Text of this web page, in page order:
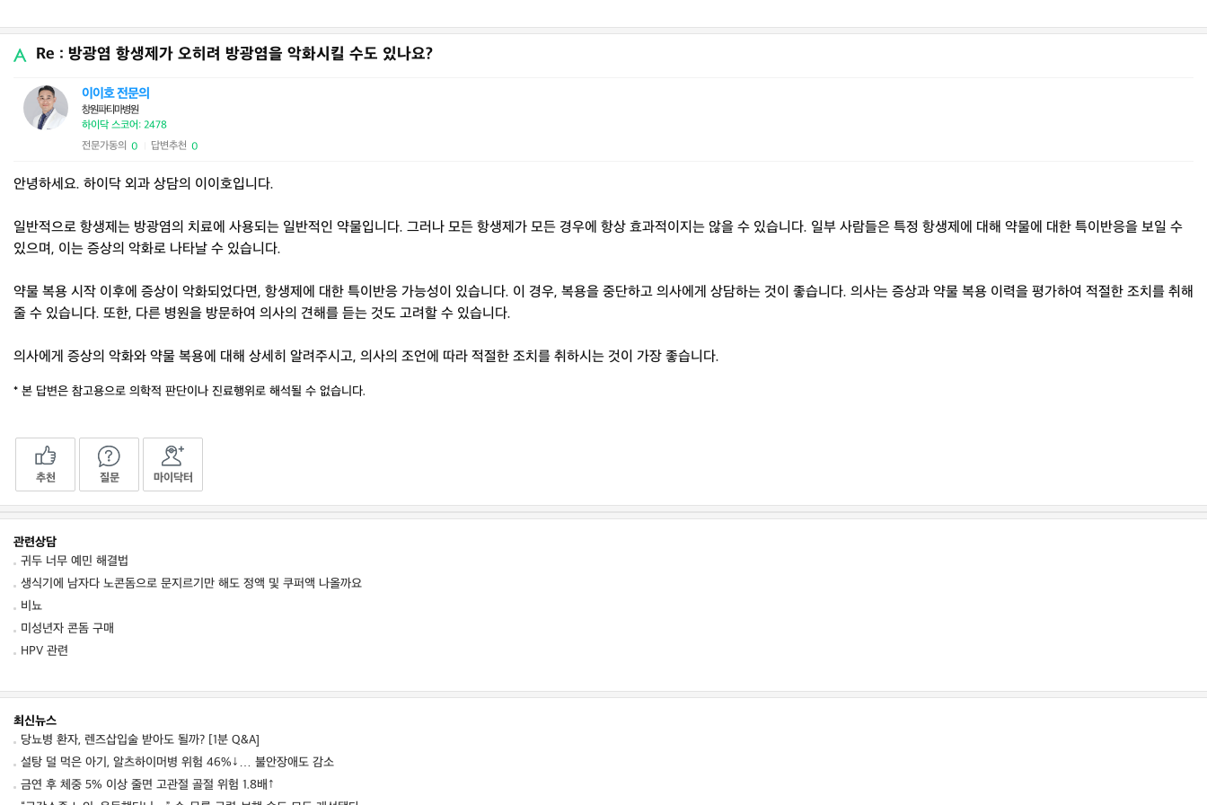
Re : 방광염 항생제가 오히려 방광염을 악화시킬 수도 있나요?
이이호 전문의
창원파티마병원
하이닥 스코어: 2478
전문가동의 0 답변추천 0
안녕하세요. 하이닥 외과 상담의 이이호입니다.
일반적으로 항생제는 방광염의 치료에 사용되는 일반적인 약물입니다. 그러나 모든 항생제가 모든 경우에 항상 효과적이지는 않을 수 있습니다. 일부 사람들은 특정 항생제에 대해 약물에 대한 특이반응을 보일 수
있으며, 이는 증상의 악화로 나타날 수 있습니다.
약물 복용 시작 이후에 증상이 악화되었다면, 항생제에 대한 특이반응 가능성이 있습니다. 이 경우, 복용을 중단하고 의사에게 상담하는 것이 좋습니다. 의사는 증상과 약물 복용 이력을 평가하여 적절한 조치를 취해
줄 수 있습니다. 또한, 다른 병원을 방문하여 의사의 견해를 듣는 것도 고려할 수 있습니다.
의사에게 증상의 악화와 약물 복용에 대해 상세히 알려주시고, 의사의 조언에 따라 적절한 조치를 취하시는 것이 가장 좋습니다.
* 본 답변은 참고용으로 의학적 판단이나 진료행위로 해석될 수 없습니다.
추천 질문 마이닥터
관련상담
귀두 너무 예민 해결법
생식기에 남자다 노콘돔으로 문지르기만 해도 정액 및 쿠퍼액 나올까요
비뇨
미성년자 콘돔 구매
HPV 관련
최신뉴스
당뇨병 환자, 렌즈삽입술 받아도 될까? [1분 Q&A]
설탕 덜 먹은 아기, 알츠하이머병 위험 46%↓… 불안장애도 감소
금연 후 체중 5% 이상 줄면 고관절 골절 위험 1.8배↑